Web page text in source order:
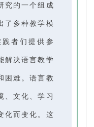
究的一个组成
了多种教学模
者们提供参
解决语言教学
困难。语言教
、文化、学习
化而变化。这